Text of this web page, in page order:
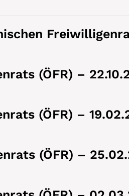
(ÖFR) –
(ÖFR) –
(ÖFR) –